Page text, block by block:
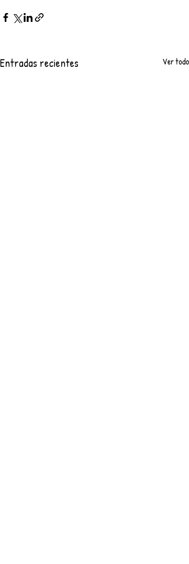
Entradas recientes Ver todo